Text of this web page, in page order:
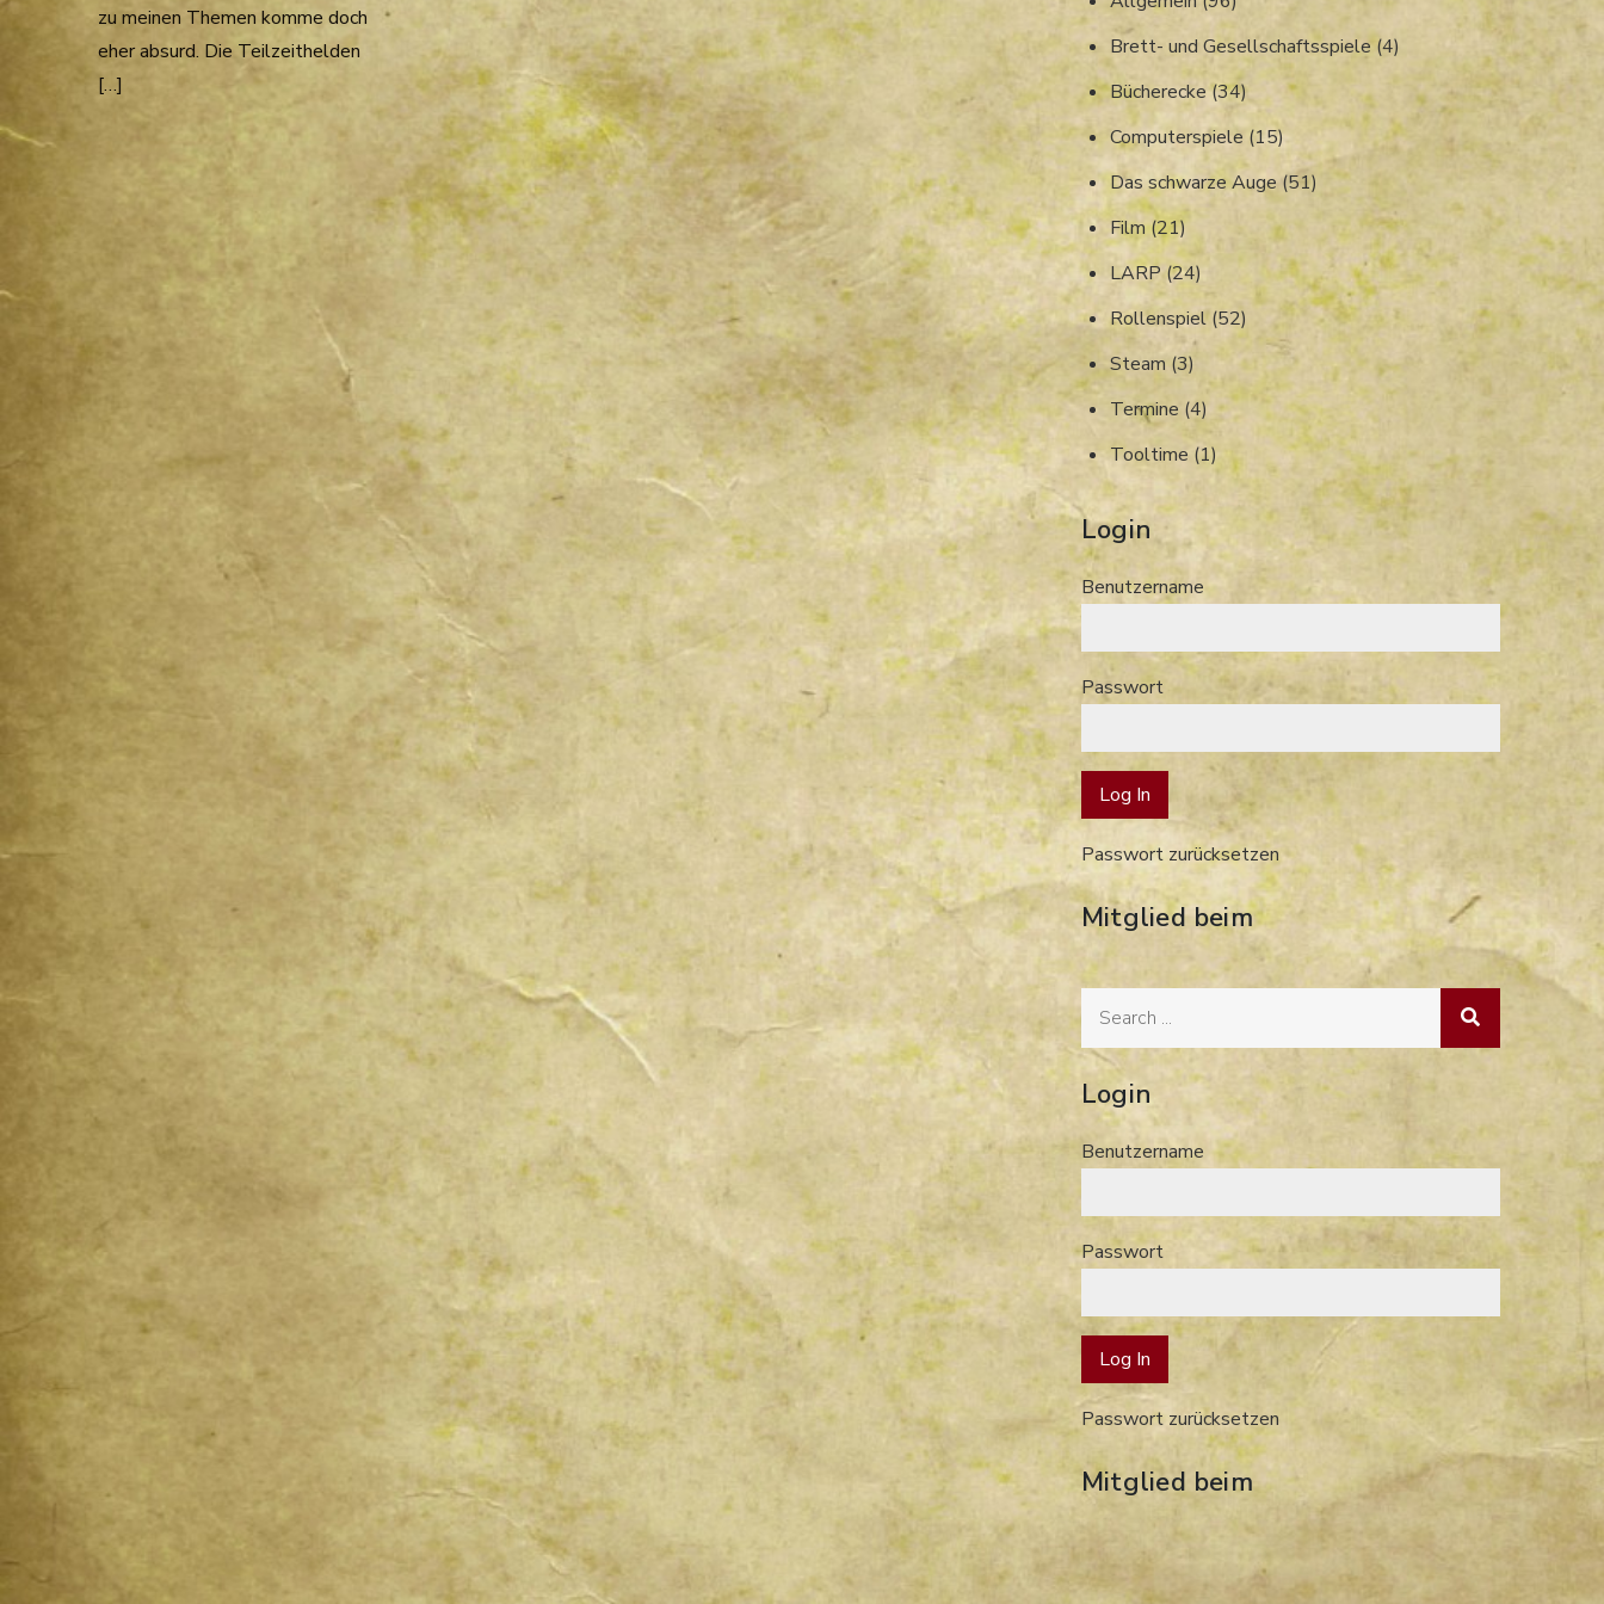
zu meinen Themen komme doch
eher absurd. Die Teilzeithelden
[…]
Brett- und Gesellschaftsspiele(4)
Bücherecke(34)
Computerspiele (15)
Das schwarze Auge (51)
Film(21)
LARP(24)
Rollenspiel(52)
Steam (3)
Termine (4)
Tooltime (1)
Login
Benutzername
Passwort
Passwort zurücksetzen
Mitglied beim
Login
Benutzername
Passwort
Passwort zurücksetzen
Mitglied beim